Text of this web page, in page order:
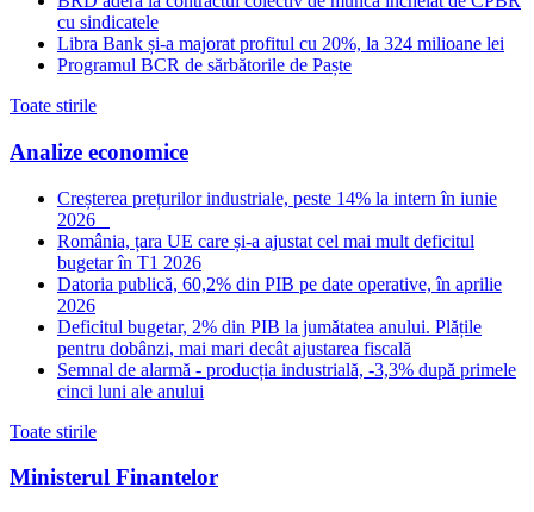
cu sindicatele
Libra Bank și-a majorat profitul cu 20%, la 324 milioane lei
Programul BCR de sărbătorile de Paște
Toate stirile
Analize economice
Creșterea prețurilor industriale, peste 14% la intern în iunie
2026
România, țara UE care și-a ajustat cel mai mult deficitul
bugetar în T1 2026
Datoria publică, 60,2% din PIB pe date operative, în aprilie
2026
Deficitul bugetar, 2% din PIB la jumătatea anului. Plățile
pentru dobânzi, mai mari decât ajustarea fiscală
Semnal de alarmă - producția industrială, -3,3% după primele
cinci luni ale anului
Toate stirile
Ministerul Finantelor